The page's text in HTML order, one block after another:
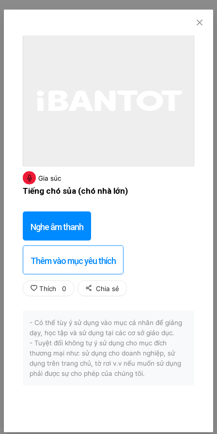
Gia súc
Tiếng chó sủa (chó nhà lớn)
Nghe âm thanh
Thêm vào mục yêu thích
Thích 0 Chia sẻ
- Có thể tùy ý sử dụng vào mục cá nhân để giảng
dạy, học tập và sử dụng tại các cơ sở giáo dục.
- Tuyệt đối không tự ý sử dụng cho mục đích
thương mại như: sử dụng cho doanh nghiệp, sử
dụng trên trang chủ, tờ rơi v.v nếu muốn sử dụng
phải được sự cho phép của chúng tôi.